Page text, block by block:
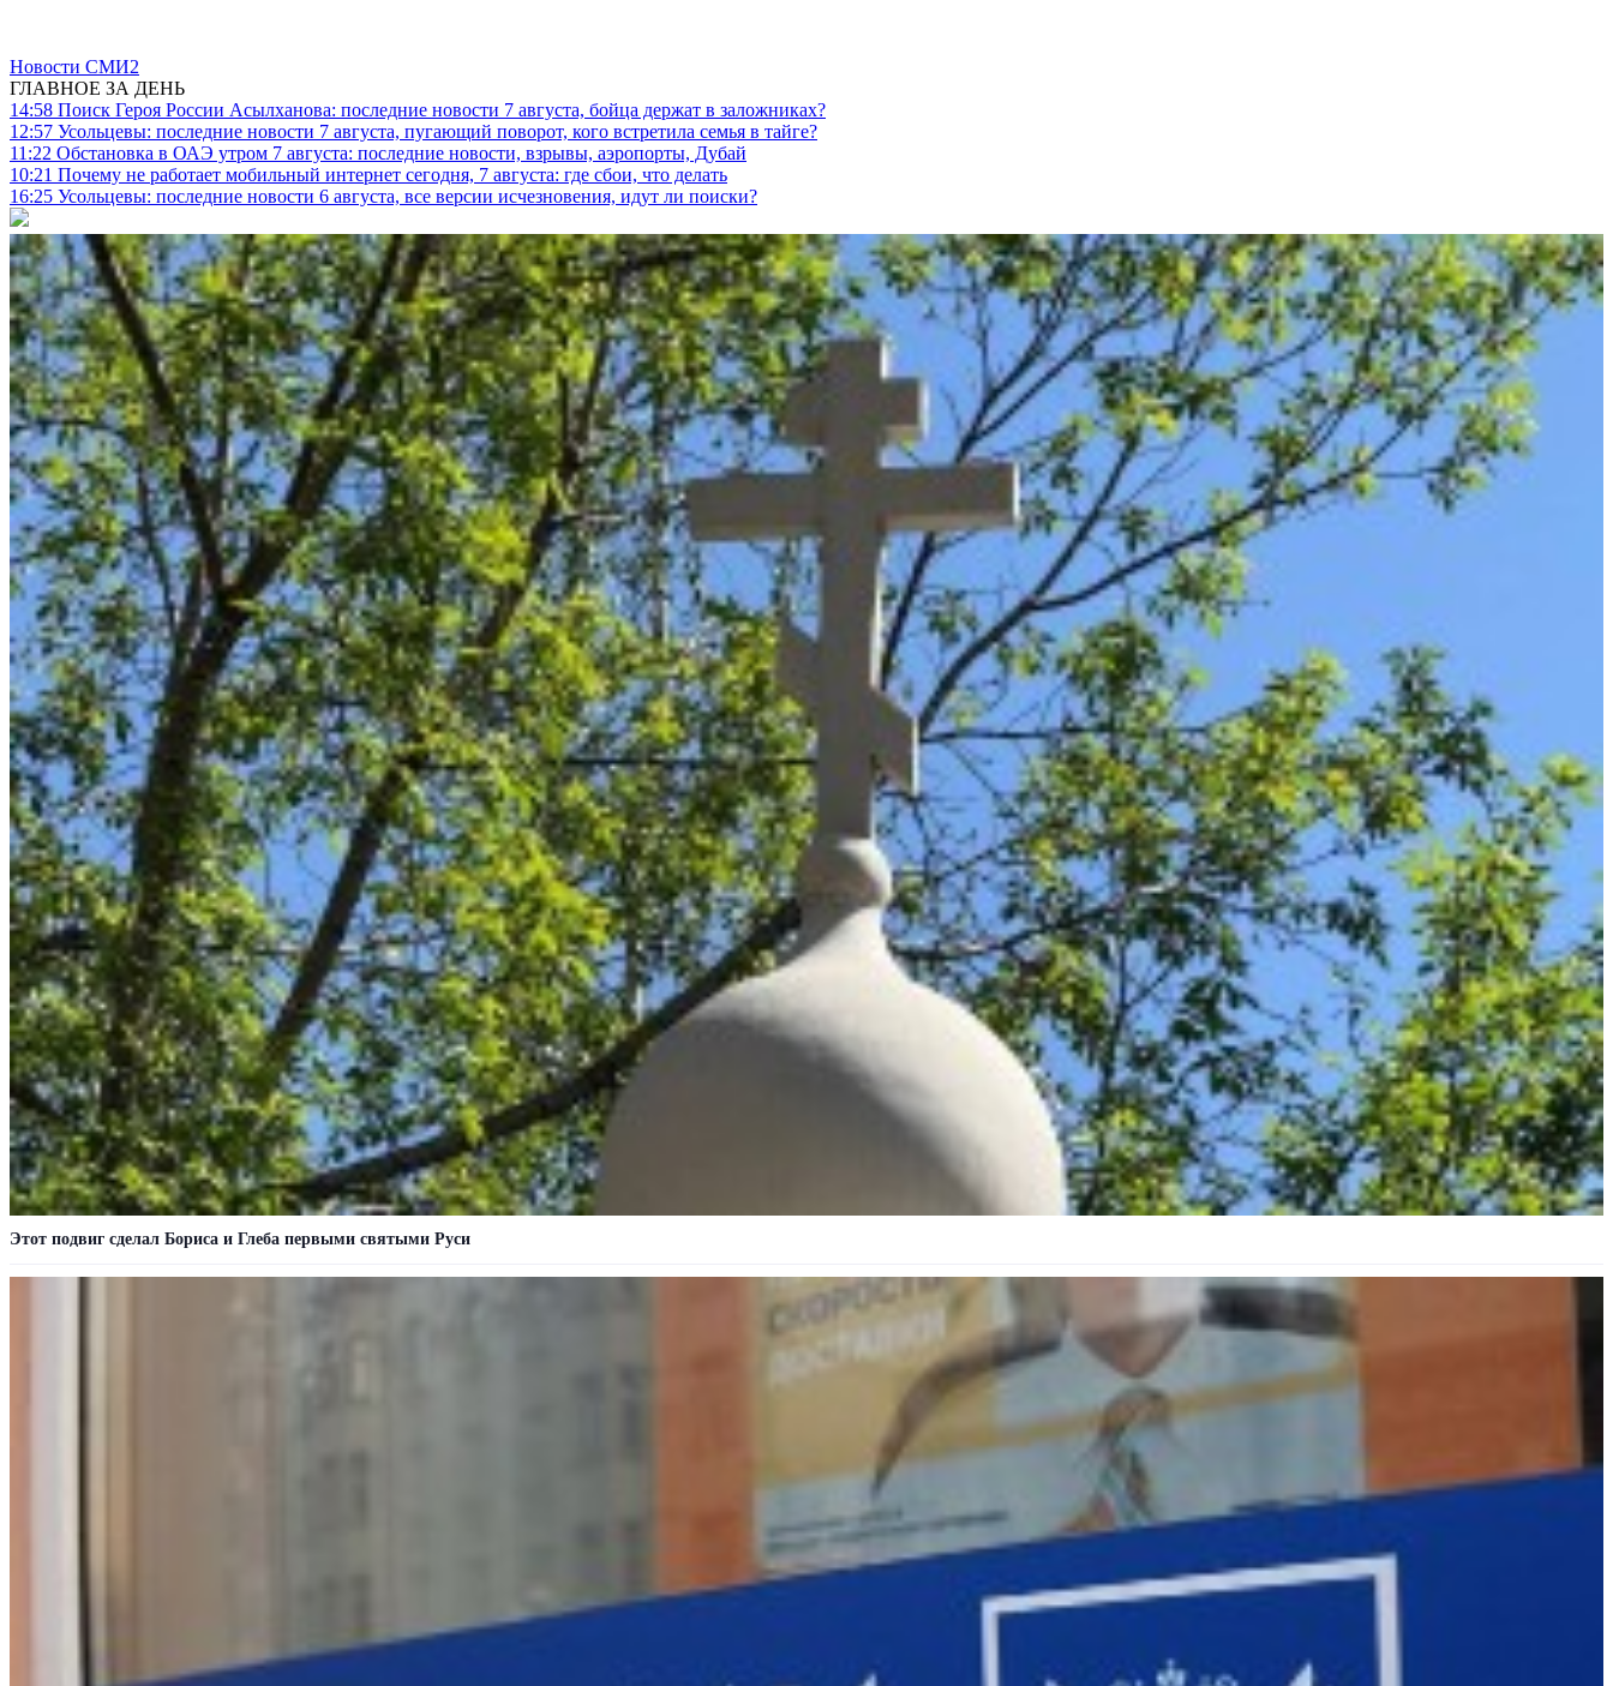
Новости СМИ2
ГЛАВНОЕ ЗА ДЕНЬ
14:58 Поиск Героя России Асылханова: последние новости 7 августа, бойца держат в заложниках?
12:57 Усольцевы: последние новости 7 августа, пугающий поворот, кого встретила семья в тайге?
11:22 Обстановка в ОАЭ утром 7 августа: последние новости, взрывы, аэропорты, Дубай
10:21 Почему не работает мобильный интернет сегодня, 7 августа: где сбои, что делать
16:25 Усольцевы: последние новости 6 августа, все версии исчезновения, идут ли поиски?
Этот подвиг сделал Бориса и Глеба первыми святыми Руси